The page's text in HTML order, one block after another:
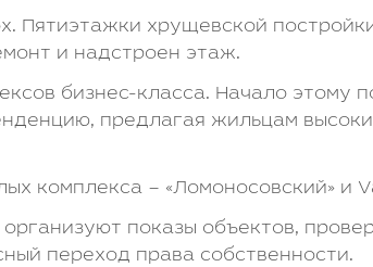
Пятиэтажки хрущевской
и надстроен этаж.
бизнес-класса. Начало этому
предлагая жильцам
комплекса – «Ломоносовский» и
показы объектов,
переход права собственности.